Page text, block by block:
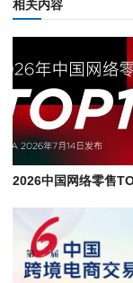
相关内容